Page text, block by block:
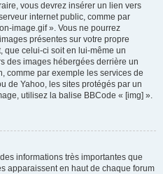
vous devrez insérer un lien vers
internet public, comme par
image.gif ». Vous ne pourrez
présentes sur votre propre
que celui-ci soit en lui-même un
des images hébergées derrière un
comme par exemple les services de
de Yahoo, les sites protégés par un
utilisez la balise BBCode « [img] ».
informations très importantes que
apparaissent en haut de chaque forum